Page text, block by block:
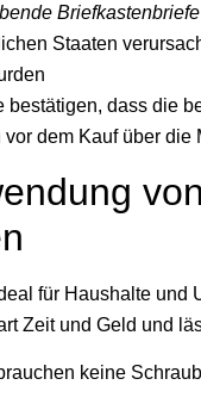
Briefkastenbriefe
Staaten
bestätigen, dass die
dem Kauf über
für Haushalte und
Zeit und Geld und
keine